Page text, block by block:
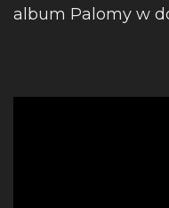
album Palomy w